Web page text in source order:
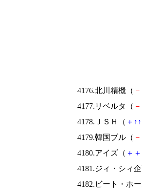
4176.北川精機（ －
4177.リベルタ（ －
4178.ＪＳＨ（ ＋ ↑ ↑
4179.韓国ブル（ －
4180.アイズ（ ＋ ＋
4181.ジィ・シィ
4182.ビート・ホ